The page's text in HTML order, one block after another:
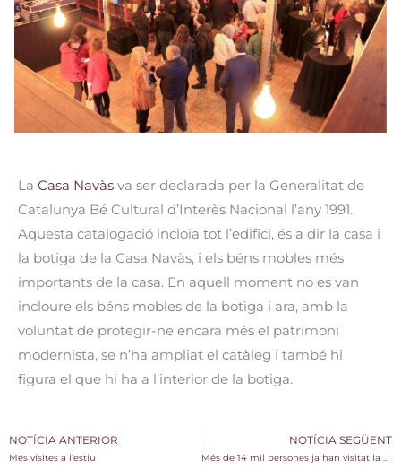
La Casa Navàs va ser declarada per la Generalitat de
Catalunya Bé Cultural d’Interès Nacional l’any 1991.
Aquesta catalogació incloïa tot l’edifici, és a dir la casa i
la botiga de la Casa Navàs, i els béns mobles més
importants de la casa. En aquell moment no es van
incloure els béns mobles de la botiga i ara, amb la
voluntat de protegir-ne encara més el patrimoni
modernista, se n’ha ampliat el catàleg i també hi
figura el que hi ha a l’interior de la botiga.
NOTÍCIA ANTERIOR
Més visites a l’estiu
NOTÍCIA SEGÜENT
Més de 14 mil persones ja han visitat la Casa Navàs aquest 2019